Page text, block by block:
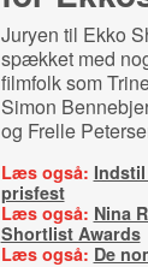
Juryen til Ekko
spækket med
filmfolk som
Simon
og Frelle
Læs også:
prisfest
Læs også: Nina
Shortlist Awards
Læs også: De